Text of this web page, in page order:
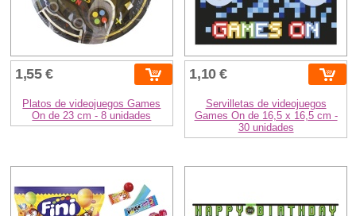
1,55 €
Platos de videojuegos Games
On de 23 cm - 8 unidades
1,10 €
Servilletas de videojuegos
Games On de 16,5 x 16,5 cm -
30 unidades